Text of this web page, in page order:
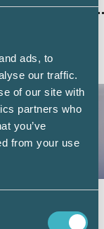
ads, to
our traffic.
of our site with
partners who
you’ve
from your use
till